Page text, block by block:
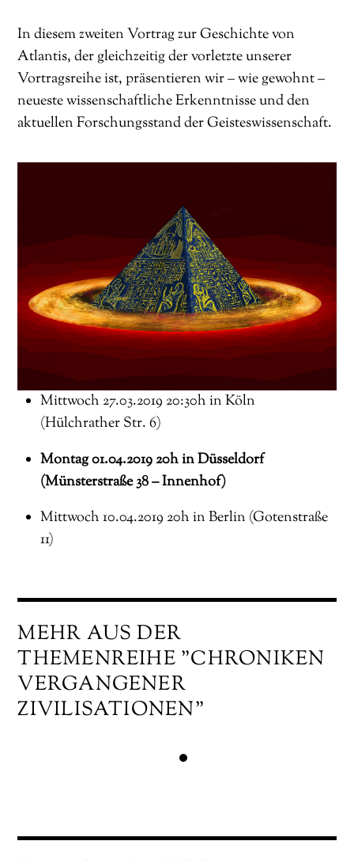
In diesem zweiten Vortrag zur Geschichte von
Atlantis, der gleichzeitig der vorletzte unserer
Vortragsreihe ist, präsentieren wir – wie gewohnt –
neueste wissenschaftliche Erkenntnisse und den
aktuellen Forschungsstand der Geisteswissenschaft.
Mittwoch 27.03.2019 20:30h in Köln
(Hülchrather Str. 6)
Montag 01.04.2019 20h in Düsseldorf
(Münsterstraße 38 – Innenhof)
Mittwoch 10.04.2019 20h in Berlin (Gotenstraße
11)
MEHR AUS DER
THEMENREIHE "CHRONIKEN
VERGANGENER
ZIVILISATIONEN"